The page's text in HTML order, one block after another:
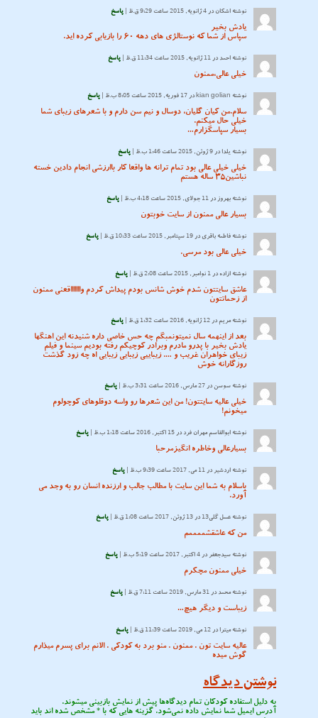
نوشتهاشکاندر 4 ژانویه, 2015 ساعت 9:29 ق.ظ | پاسخ
یادش بخیر
سپاس از شما که نوستالژی های دهه ۶۰ را بازیابی کرده اید.
نوشتهاحمددر 11 ژانویه, 2015 ساعت 11:34 ق.ظ | پاسخ
خیلی عالی،ممنون
نوشته kian golianدر 17 فوریه, 2015 ساعت 8:05 ب.ظ | پاسخ
سلام.من کیان گلیان، دوسال و نیم سن دارم و با شعرهای زیبای شما
خیلی حال میکنم.
بسیار سپاسگزارم…
نوشتهیلدادر 9 ژوئن, 2015 ساعت 1:46 ب.ظ | پاسخ
خیلی خیلی عالی بود تمام ترانه ها واقعا کار باارزشی انجام دادین خسته
نباشین۳۵ ساله هستم
نوشتهبهروزدر 11 جولای, 2015 ساعت 4:18 ب.ظ | پاسخ
بسیار عالی ممنون از سایت خوبتون
نوشتهفاطمه باقریدر 19 سپتامبر, 2015 ساعت 10:33 ق.ظ | پاسخ
خیلی عالی بود مرسی.
نوشتهازادهدر 1 نوامبر, 2015 ساعت 2:08 ق.ظ | پاسخ
عاشق سایتتون شدم خوش شانس بودم پیداش کردم واااااااقعنی ممنون
از زحماتتون
نوشتهمریمدر 12 ژانویه, 2016 ساعت 1:32 ق.ظ | پاسخ
بعد از اینهمه سال نمیتونمبگم چه حس خاصی داره شنیدنه این اهنگها
یادش بخیر با پدرو مادرم وبرادر کوچیکم رفته بودیم سینما و فیلم
زیبای خواهران غریب و …. زیباییی زیبایی زیبایی اه چه زود گذشت
روزگارانه خوش
نوشتهسوسندر 27 مارس, 2016 ساعت 3:31 ب.ظ | پاسخ
خیلی عالیه سایتتون! من این شعرها رو واسه دوقلوهای کوچولوم
میخونم!
نوشتهابوالقاسم مهران فرددر 15 اکتبر, 2016 ساعت 1:18 ب.ظ | پاسخ
بسیارعالی وخاطره انگیزمرحبا
نوشتهاردشيردر 11 می, 2017 ساعت 9:39 ب.ظ | پاسخ
باسلام به شما این سایت با مطالب جالب و ارزنده انسان رو به وجد می
آورد.
نوشتهعسل گلی13 در 13 ژوئن, 2017 ساعت 1:08 ق.ظ | پاسخ
من که عاشقشممممم
نوشتهسیدجعفردر 4 اکتبر, 2017 ساعت 5:19 ب.ظ | پاسخ
خیلی ممنون مچکرم
نوشتهمحمددر 31 مارس, 2019 ساعت 7:11 ق.ظ | پاسخ
زیباست و دیگر هیچ…
نوشتهمیترادر 12 می, 2019 ساعت 11:39 ق.ظ | پاسخ
عالیه سایت تون . ممنون . منو برد به کودکی . الانم برای پسرم میذارم
گوش میده
نوشتن دیدگاه
به دلیل استفاده کودکان تمام دیدگاه‌ها پیش از نمایش بازبینی میشوند.
آدرس ایمیل شما نمایش داده نمی‌شود. گزینه هایی که با*مشخص شده اند باید